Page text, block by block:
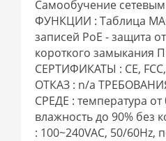
Самообучение
ФУНКЦИИ : Таблица
записей PoE - защита
короткого
СЕРТИФИКАТЫ : CE,
ОТКАЗ : n/a
СРЕДЕ : температура от
влажность до 90% без
: 100~240VAC, 50/60Hz,